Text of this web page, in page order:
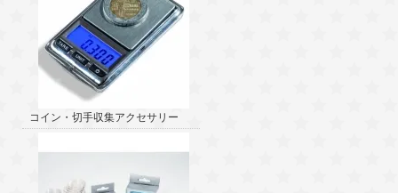
コイン・切手収集アクセサリー